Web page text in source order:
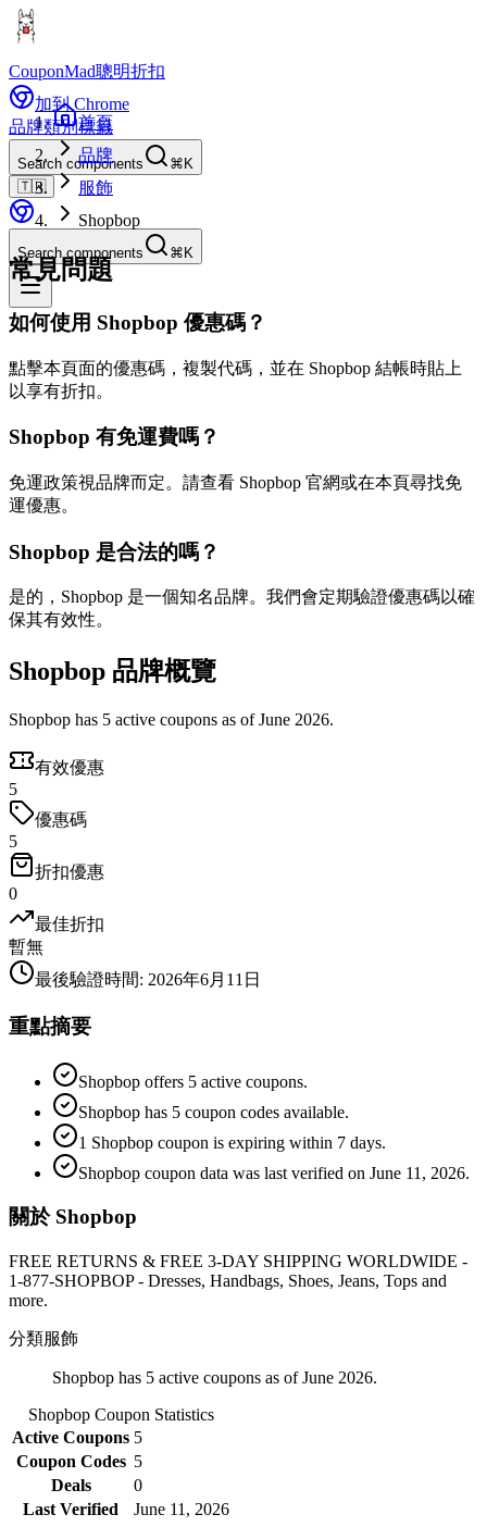
CouponMad聰明折扣
加到 Chrome
品牌類別標籤
Search components
⌘K
🇹🇼
Search components ⌘K
首頁
品牌
服飾
Shopbop
常見問題
如何使用 Shopbop 優惠碼？
點擊本頁面的優惠碼，複製代碼，並在 Shopbop 結帳時貼上
以享有折扣。
Shopbop 有免運費嗎？
免運政策視品牌而定。請查看 Shopbop 官網或在本頁尋找免
運優惠。
Shopbop 是合法的嗎？
是的，Shopbop 是一個知名品牌。我們會定期驗證優惠碼以確
保其有效性。
Shopbop 品牌概覽
Shopbop has 5 active coupons as of June 2026.
有效優惠
5
優惠碼
5
折扣優惠
0
最佳折扣
暫無
最後驗證時間: 2026年6月11日
重點摘要
Shopbop offers 5 active coupons.
Shopbop has 5 coupon codes available.
1 Shopbop coupon is expiring within 7 days.
Shopbop coupon data was last verified on June 11, 2026.
關於 Shopbop
FREE RETURNS & FREE 3-DAY SHIPPING WORLDWIDE -
1-877-SHOPBOP - Dresses, Handbags, Shoes, Jeans, Tops and
more.
分類服飾
Shopbop has 5 active coupons as of June 2026.
ShopbopCoupon Statistics
Active Coupons 5
Coupon Codes 5
Deals
0
Last Verified
June 11, 2026